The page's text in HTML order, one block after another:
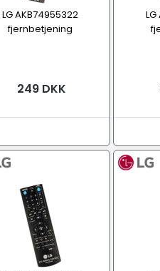
LG AKB74955322
fjernbetjening
249 DKK